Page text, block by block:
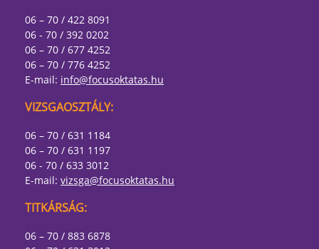
06 – 70 / 422 8091
06 - 70 / 392 0202
06 – 70 / 677 4252
06 – 70 / 776 4252
E-mail: info@focusoktatas.hu
VIZSGAOSZTÁLY:
06 – 70 / 631 1184
06 – 70 / 631 1197
06 - 70 / 633 3012
E-mail: vizsga@focusoktatas.hu
TITKÁRSÁG:
06 – 70 / 883 6878